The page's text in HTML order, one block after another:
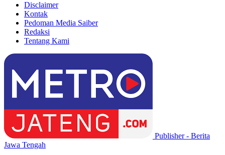
Disclaimer
Kontak
Pedoman Media Saiber
Redaksi
Tentang Kami
Publisher - Berita
Jawa Tengah